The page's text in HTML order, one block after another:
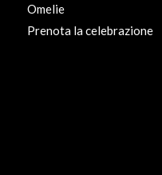
Omelie
Prenota la celebrazione